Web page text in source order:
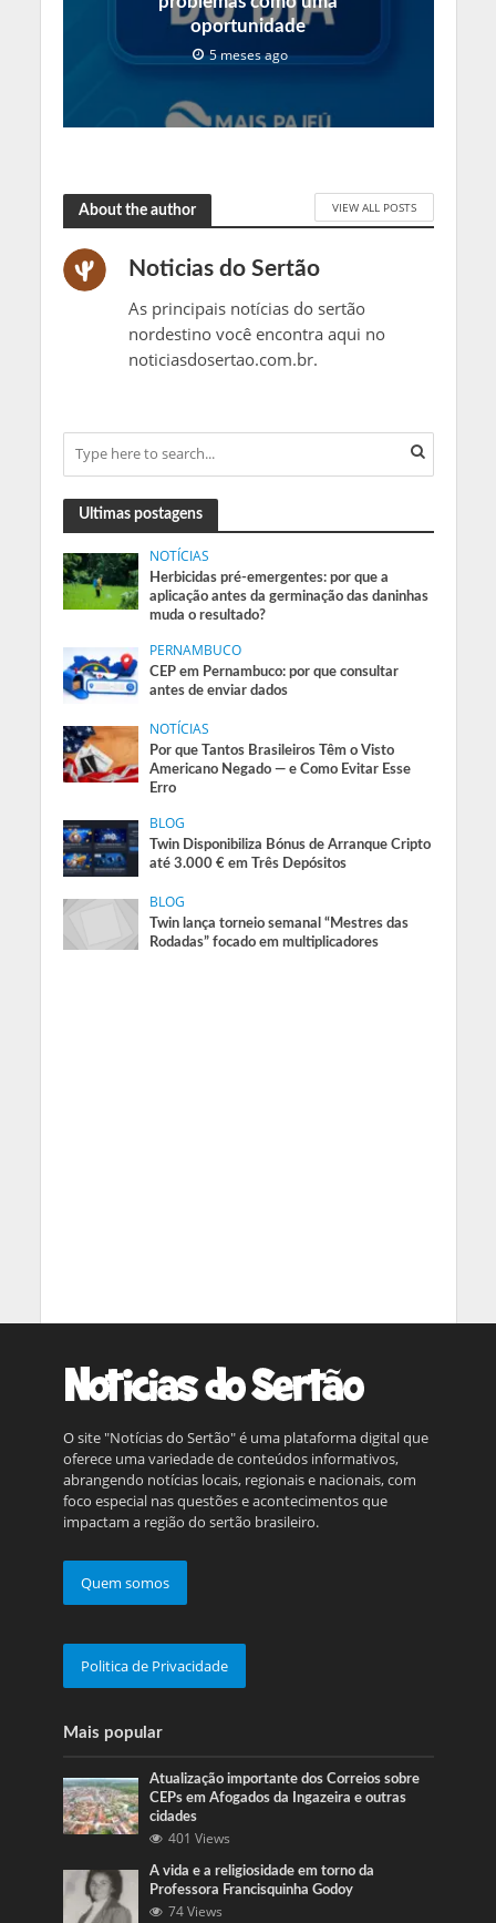
oportunidade
5 meses ago
About the author VIEW ALL POSTS
Noticias do Sertão
As principais notícias do sertão
nordestino você encontra aqui no
noticiasdosertao.com.br.
Ultimas postagens
NOTÍCIAS
Herbicidas pré-emergentes: por que a
aplicação antes da germinação das daninhas
muda o resultado?
PERNAMBUCO
CEP em Pernambuco: por que consultar
antes de enviar dados
NOTÍCIAS
Por que Tantos Brasileiros Têm o Visto
Americano Negado — e Como Evitar Esse
Erro
BLOG
Twin Disponibiliza Bónus de Arranque Cripto
até 3.000 € em Três Depósitos
BLOG
Twin lança torneio semanal “Mestres das
Rodadas” focado em multiplicadores
O site "Notícias do Sertão" é uma plataforma digital que
oferece uma variedade de conteúdos informativos,
abrangendo notícias locais, regionais e nacionais, com
foco especial nas questões e acontecimentos que
impactam a região do sertão brasileiro.
Quem somos
Politica de Privacidade
Mais popular
Atualização importante dos Correios sobre
CEPs em Afogados da Ingazeira e outras
cidades
401 Views
A vida e a religiosidade em torno da
Professora Francisquinha Godoy
74 Views